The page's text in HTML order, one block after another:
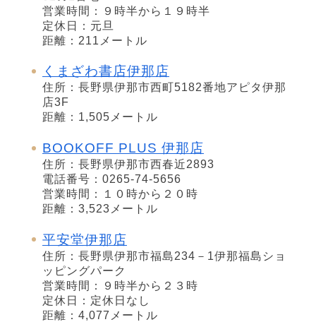
営業時間：９時半から１９時半
定休日：元旦
距離：211メートル
くまざわ書店伊那店
住所：長野県伊那市西町5182番地アピタ伊那
店3F
距離：1,505メートル
BOOKOFF PLUS 伊那店
住所：長野県伊那市西春近2893
電話番号：0265-74-5656
営業時間：１０時から２０時
距離：3,523メートル
平安堂伊那店
住所：長野県伊那市福島234－1伊那福島ショ
ッピングパーク
営業時間：９時半から２３時
定休日：定休日なし
距離：4,077メートル